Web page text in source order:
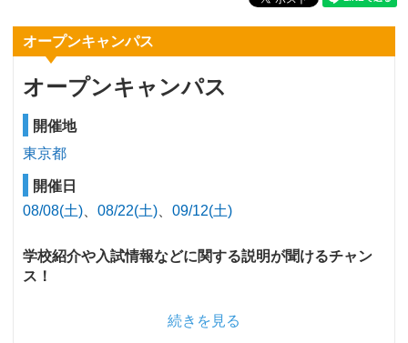
オープンキャンパス
オープンキャンパス
開催地
東京都
開催日
08/08(土)
08/22(土) 09/12(土)
学校紹介や入試情報などに関する説明が聞けるチャン
ス！
続きを見る